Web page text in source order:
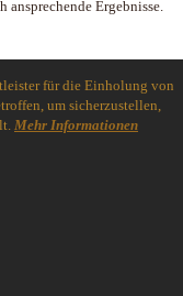
Ergebnisse.
für die Einholung von
um sicherzustellen,
Mehr Informationen